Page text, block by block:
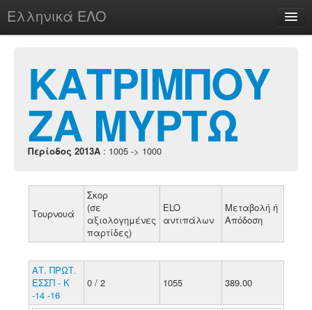
Ελληνικά ΕΛΟ
chesstu.be @ discord
Login
ΚΑΤΡΙΜΠΟΥ
ΖΑ ΜΥΡΤΩ
Περίοδος 2013A : 1005 -> 1000
Τουρνουά
Σκορ
(σε
αξιολογημένες
παρτίδες)
ELO
αντιπάλων
Μεταβολή ή
Απόδοση
ΑΤ. ΠΡΩΤ.
ΕΣΣΠ - Κ
-14 -16
0 / 2 1055 389.00